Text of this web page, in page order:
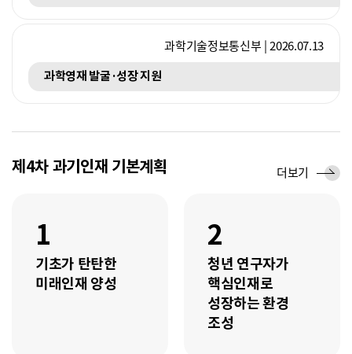
과학기술정보통신부 | 2026.07.13
과학영재 발굴·성장 지원
제4차 과기인재 기본계획
1
기초가 탄탄한
미래인재 양성
2
청년 연구자가
핵심인재로
성장하는 환경
조성
세
제
더보기